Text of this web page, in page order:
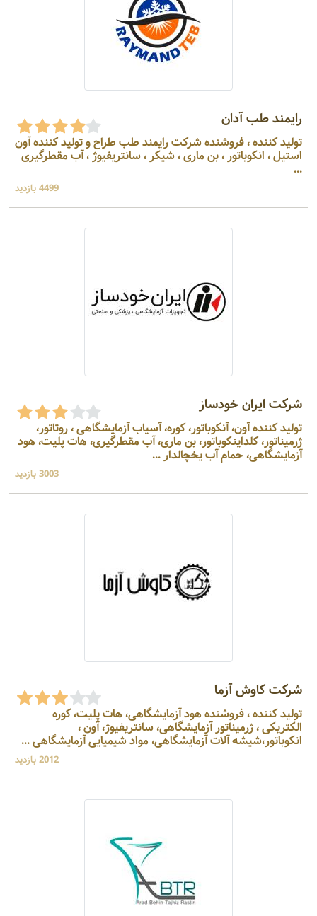
رایمند طب آدان
تولید کننده ، فروشنده شرکت رایمند طب طراح و تولید کننده آون
استیل ، انکوباتور ، بن ماری ، شیکر ، سانتریفیوژ ، آب مقطرگیری
...
4499 بازدید
شرکت ایران خودساز
تولید کننده آون، آنکوباتور، کوره، آسیاب آزمایشگاهی ، روتاتور،
ژرمیناتور، کلداینکوباتور، بن ماری، آب مقطرگیری، هات پلیت، هود
آزمایشگاهی، حمام آب یخچالدار ...
3003 بازدید
شرکت کاوش آزما
تولید کننده ، فروشنده هود آزمایشگاهی، هات پلیت، کوره
الکتریکی ، ژرمیناتور آزمایشگاهی، سانتریفیوژ، آون ،
انکوباتور،شیشه آلات آزمایشگاهی، مواد شیمیایی آزمایشگاهی ...
2012 بازدید